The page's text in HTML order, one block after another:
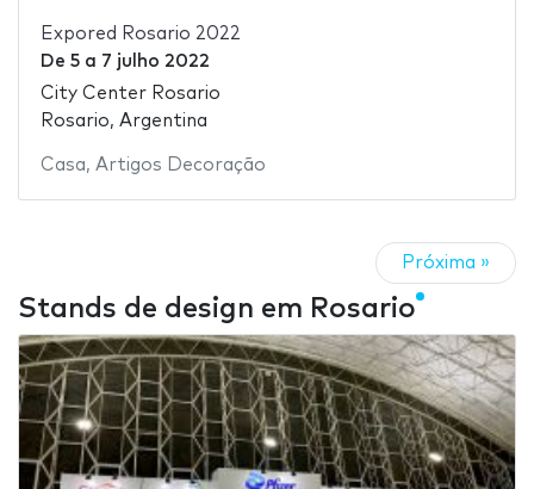
Expored Rosario 2022
De 5a 7 julho 2022
City Center Rosario
Rosario, Argentina
Casa, Artigos Decoração
Próxima »
Stands de design em Rosario